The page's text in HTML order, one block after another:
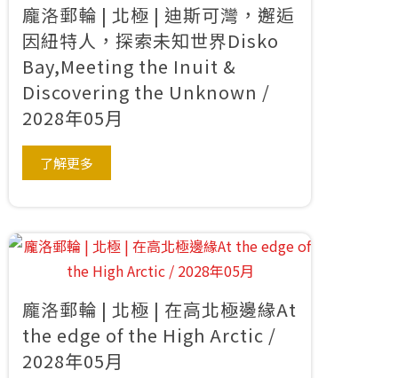
龐洛郵輪 | 北極 | 迪斯可灣，邂逅
因紐特人，探索未知世界Disko
Bay,Meeting the Inuit &
Discovering the Unknown /
2028年05月
了解更多
龐洛郵輪 | 北極 | 在高北極邊緣At
the edge of the High Arctic /
2028年05月